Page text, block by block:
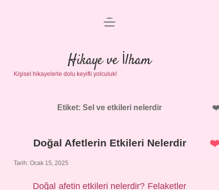
Anasayfa
Gizlilik Politikası
Yasal Uyarı
menüyü
Hikaye ve İlham
Kişisel hikayelerle dolu keyifli yolculuk!
Etiket: Sel ve etkileri nelerdir
Doğal Afetlerin Etkileri Nelerdir
Tarih: Ocak 15, 2025
Doğal afetin etkileri nelerdir? Felaketler